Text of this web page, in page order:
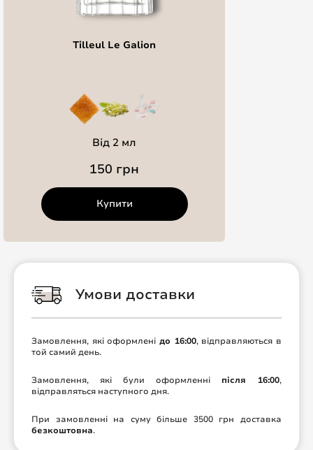
Tilleul Le Galion
Від 2 мл
150 грн
Купити
Умови доставки
Замовлення, які оформлені до 16:00, відправляються в
той самий день.
Замовлення, які були оформленні після 16:00,
відправляться наступного дня.
При замовленні на суму більше 3500 грн доставка
безкоштовна.